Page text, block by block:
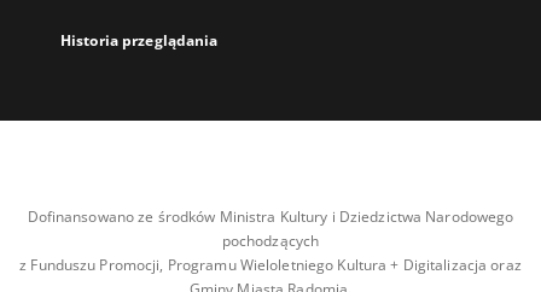
Historia przeglądania
Dofinansowano ze środków Ministra Kultury i Dziedzictwa Narodowego
pochodzących
z Funduszu Promocji, Programu Wieloletniego Kultura + Digitalizacja oraz